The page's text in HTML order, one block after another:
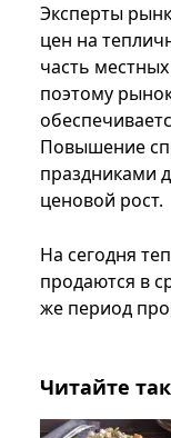
Эксперты
цен на
часть
поэтому
Повышение
праздниками
ценовой рост.
На сегодня
продаются в
же период
Читайте